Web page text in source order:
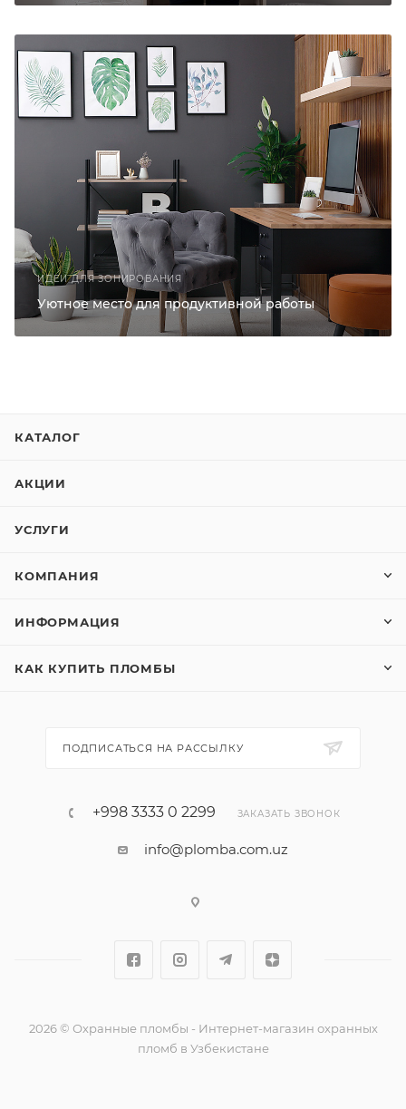
ИДЕИ ДЛЯ ЗОНИРОВАНИЯ
Уютное место для продуктивной работы
КАТАЛОГ
АКЦИИ
УСЛУГИ
КОМПАНИЯ
ИНФОРМАЦИЯ
КАК КУПИТЬ ПЛОМБЫ
ПОДПИСАТЬСЯ НА РАССЫЛКУ
+998 3333 0 2299 ЗАКАЗАТЬ ЗВОНОК
info@plomba.com.uz
2026 © Охранные пломбы - Интернет-магазин охранных
пломб в Узбекистане